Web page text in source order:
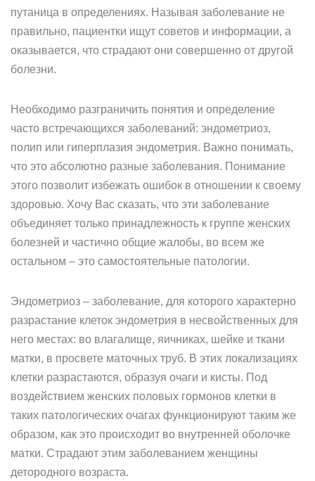
путаница в определениях. Называя заболевание не
правильно, пациентки ищут советов и информации, а
оказывается, что страдают они совершенно от другой
болезни.
Необходимо разграничить понятия и определение
часто встречающихся заболеваний: эндометриоз,
полип или гиперплазия эндометрия. Важно понимать,
что это абсолютно разные заболевания. Понимание
этого позволит избежать ошибок в отношении к своему
здоровью. Хочу Вас сказать, что эти заболевание
объединяет только принадлежность к группе женских
болезней и частично общие жалобы, во всем же
остальном – это самостоятельные патологии.
Эндометриоз – заболевание, для которого характерно
разрастание клеток эндометрия в несвойственных для
него местах: во влагалище, яичниках, шейке и ткани
матки, в просвете маточных труб. В этих локализациях
клетки разрастаются, образуя очаги и кисты. Под
воздействием женских половых гормонов клетки в
таких патологических очагах функционируют таким же
образом, как это происходит во внутренней оболочке
матки. Страдают этим заболеванием женщины
детородного возраста.